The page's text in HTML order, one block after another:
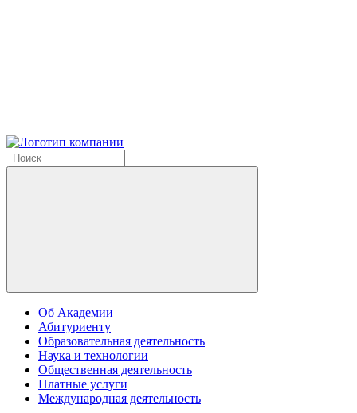
Об Академии
Абитуриенту
Образовательная деятельность
Наука и технологии
Общественная деятельность
Платные услуги
Международная деятельность